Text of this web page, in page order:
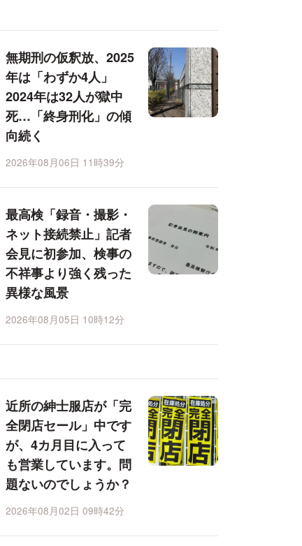
無期刑の仮釈放、2025
年は「わずか4人」
2024年は32人が獄中
死…「終身刑化」の傾
向続く
2026年08月06日 11時39分
最高検「録音・撮影・
ネット接続禁止」記者
会見に初参加、検事の
不祥事より強く残った
異様な風景
2026年08月05日 10時12分
近所の紳士服店が「完
全閉店セール」中です
が、4カ月目に入って
も営業しています。問
題ないのでしょうか？
2026年08月02日 09時42分